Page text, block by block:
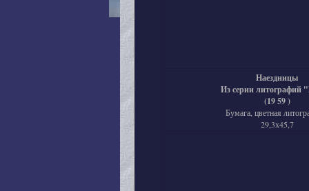
Наездницы
Из серии литографий
(19 59 )
Бумага, цветная
29,3х45,7